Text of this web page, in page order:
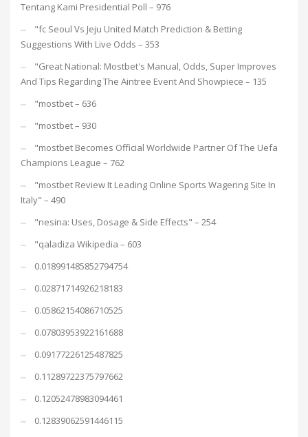
Tentang Kami Presidential Poll – 976
"fc Seoul Vs Jeju United Match Prediction & Betting
Suggestions With Live Odds – 353
"Great National: Mostbet's Manual, Odds, Super Improves
And Tips Regarding The Aintree Event And Showpiece – 135
"mostbet – 636
"mostbet – 930
"mostbet Becomes Official Worldwide Partner Of The Uefa
Champions League – 762
"mostbet Review It Leading Online Sports Wagering Site In
Italy" – 490
"nesina: Uses, Dosage & Side Effects" – 254
"qaladiza Wikipedia – 603
0.018991485852794754
0.02871714926218183
0.05862154086710525
0.07803953922161688
0.09177226125487825
0.11289722375797662
0.12052478983094461
0.12839062591446115